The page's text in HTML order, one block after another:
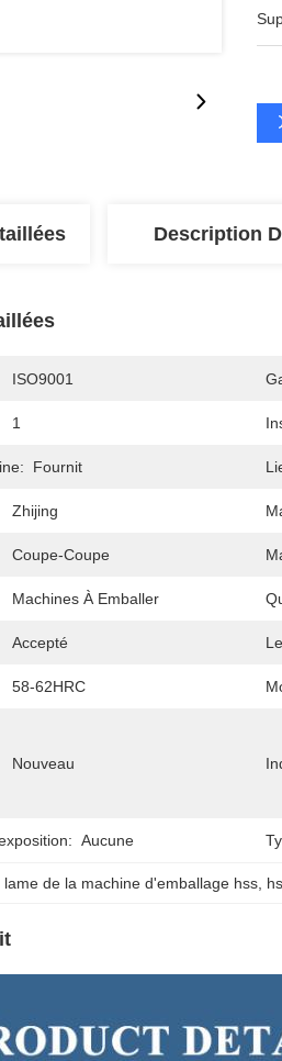
Description
ISO9001
1
Fournit
Zhijing
Coupe-Coupe
Machines À Emballer
Accepté
58-62HRC
Nouveau
Aucune
lame de la machine d'emballage hss